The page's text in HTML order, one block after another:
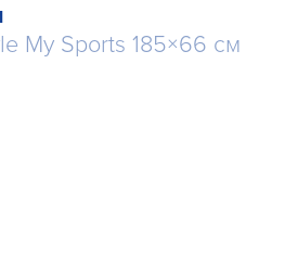
для кожи
покрытие
My Sports 185×66 см